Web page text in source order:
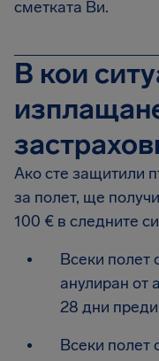
сметката Ви.
В кои
Ако сте защитили
за полет, ще
100 € в следните
Всеки полет
анулиран от
28 дни
Всеки полет